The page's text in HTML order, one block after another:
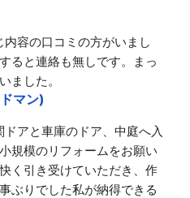
内容の口コミの方がいまし
ると連絡も無しです。まっ
ました。
マン)
ドアと車庫のドア、中庭へ入
規模のリフォームをお願い
く引き受けていただき、作
ぶりでした私が納得できる